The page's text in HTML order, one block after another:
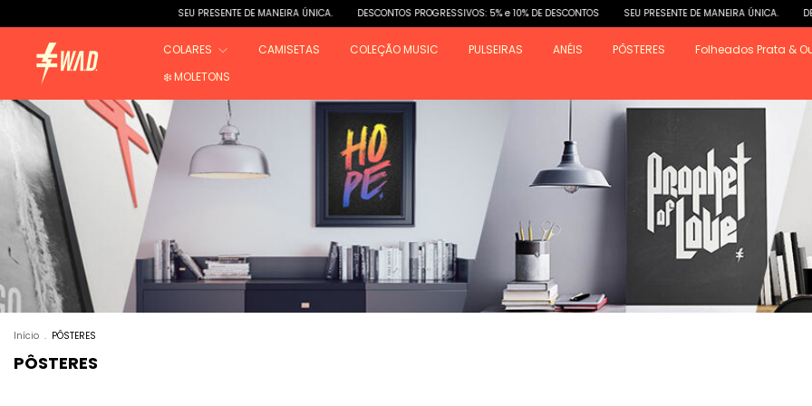
DESCONTOS PROGRESSIVOS: 5% e 10% DE DESCONTOS SEU PRESENTE DE MANEIRA ÚNICA. DESCONTOS PROGRESSIVOS: 5% e
COLARES CAMISETAS COLEÇÃO MUSIC PULSEIRAS ANÉIS PÔSTERES
Folheados Prata &
❄️ MOLETONS
Início . PÔSTERES
PÔSTERES